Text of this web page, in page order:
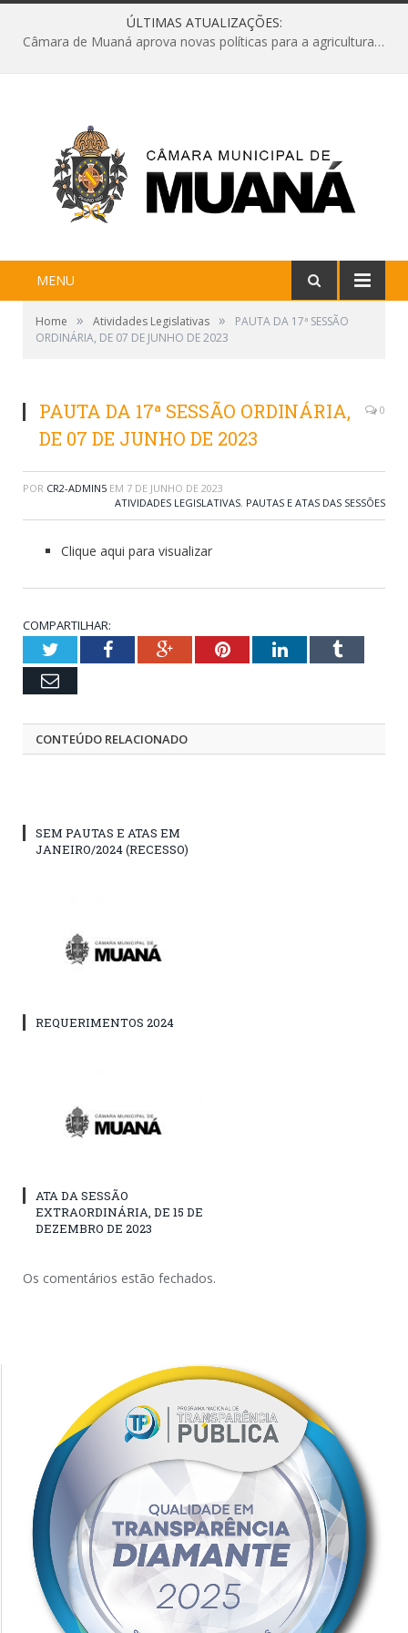
ÚLTIMAS ATUALIZAÇÕES:
Câmara de Muaná aprova novas políticas para a agricultura e solicita reforma da Ponte do Reduto
MENU
Home » Atividades Legislativas »
PAUTA DA 17ª SESSÃO
ORDINÁRIA, DE 07 DE JUNHO DE 2023
PAUTA DA 17ª SESSÃO ORDINÁRIA,
DE 07 DE JUNHO DE 2023
0
POR CR2-ADMIN5 EM 7 DE JUNHO DE 2023
ATIVIDADES LEGISLATIVAS, PAUTAS E ATAS DAS SESSÕES
Clique aqui para visualizar
COMPARTILHAR:
TwitterFacebookGoogle+PinterestLinkedInTumblr
Email
CONTEÚDO RELACIONADO
SEM PAUTAS E ATAS EM
JANEIRO/2024 (RECESSO)
REQUERIMENTOS 2024
ATA DA SESSÃO
EXTRAORDINÁRIA, DE 15 DE
DEZEMBRO DE 2023
Os comentários estão fechados.